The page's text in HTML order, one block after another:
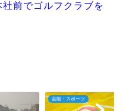
前でゴルフクラブを
芸能・スポーツ